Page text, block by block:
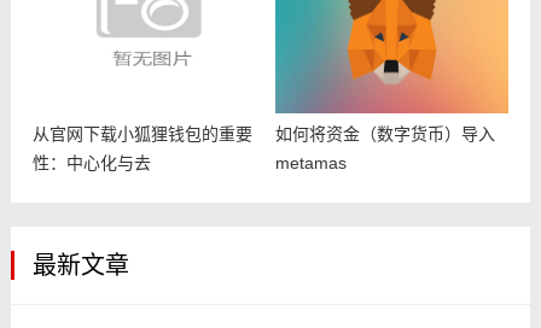
从官网下载小狐狸钱包的重要
性：中心化与去
如何将资金（数字货币）导入
metamas
最新文章